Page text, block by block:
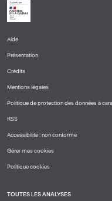
DE
PAGE
1
Aide
Présentation
Crédits
Mentions légales
Politique de protection des données à
RSS
Accessibilité : non conforme
Gérer mes cookies
Politique cookies
TOUTES LES ANALYSES